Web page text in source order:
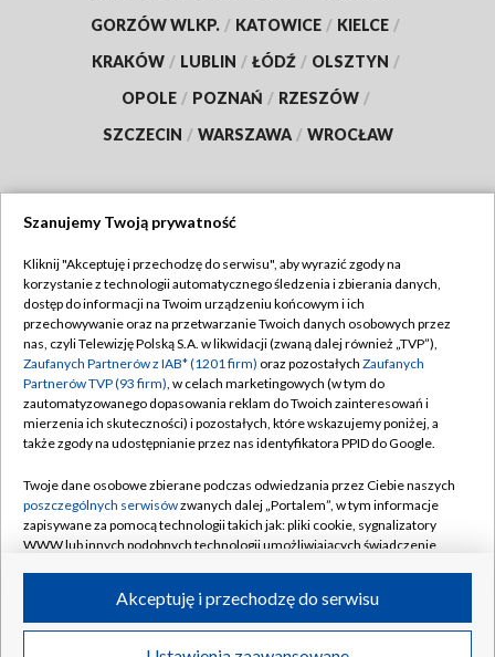
GORZÓW WLKP. / KATOWICE / KIELCE /
KRAKÓW / LUBLIN / ŁÓDŹ / OLSZTYN /
OPOLE / POZNAŃ / RZESZÓW /
SZCZECIN / WARSZAWA / WROCŁAW
TVP
Abonament TVP
Emisja w TVP
Centrum informacji TVP
Naziemna Telewizja Cyfrowa
Rada Programowa
System NOS
Informacje o nadawcy
Program dla prasy
Regulamin TVP
Polityka prywatności
Moje zgody
Pomoc
Kontakt
Kanały
©2026 Telewizja Polska S.A. w likwidacji
Szanujemy Twoją prywatność
Kliknij "Akceptuję i przechodzę do serwisu", aby wyrazić zgody na
korzystanie z technologii automatycznego śledzenia i zbierania danych,
dostęp do informacji na Twoim urządzeniu końcowym i ich
przechowywanie oraz na przetwarzanie Twoich danych osobowych przez
nas, czyli Telewizję Polską S.A. w likwidacji (zwaną dalej również „TVP”),
Zaufanych Partnerów z IAB* (1201 firm) oraz pozostałych Zaufanych
Partnerów TVP (93 firm), w celach marketingowych (w tym do
zautomatyzowanego dopasowania reklam do Twoich zainteresowań i
mierzenia ich skuteczności) i pozostałych, które wskazujemy poniżej, a
także zgody na udostępnianie przez nas identyfikatora PPID do Google.
Twoje dane osobowe zbierane podczas odwiedzania przez Ciebie naszych
poszczególnych serwisówzwanych dalej „Portalem”, w tym informacje
zapisywane za pomocą technologii takich jak: pliki cookie, sygnalizatory
WWW lub innych podobnych technologii umożliwiających świadczenie
ruchu w Internecie.
Twoje dane osobowe zbierane podczas odwiedzania przez Ciebie
Akceptuję i przechodzę do serwisu